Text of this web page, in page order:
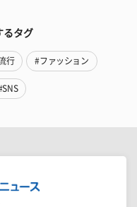
るタグ
行 #ファッション